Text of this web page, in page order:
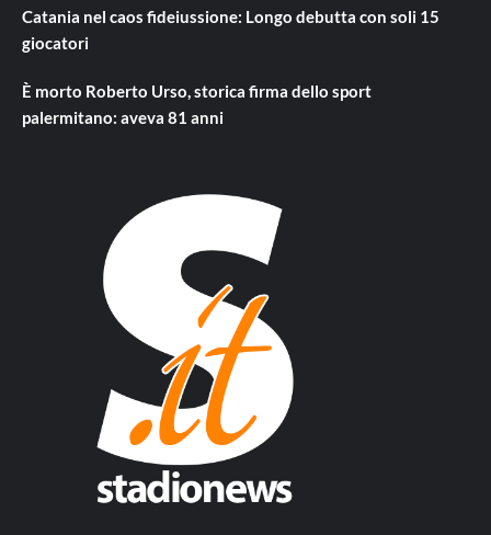
Catania nel caos fideiussione: Longo debutta con soli 15
giocatori
È morto Roberto Urso, storica firma dello sport
palermitano: aveva 81 anni